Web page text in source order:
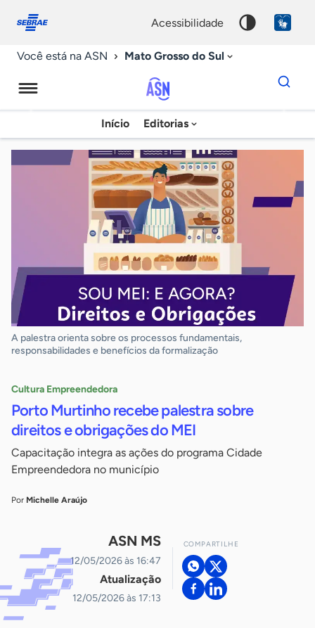
conosco
acessibilidade
Você está na ASN Mato Grosso do Sul
Agência
Sebrae
de
Notícias
Início Editorias
Dados
para
chave
A palestra orienta sobre os processos fundamentais,
responsabilidades e benefícios da formalização
Cultura Empreendedora
Porto Murtinho recebe palestra sobre
direitos e obrigações do MEI
Capacitação integra as ações do programa Cidade
Empreendedora no município
Por Michelle Araújo
ASN MS
12/05/2026 às 16:47
Atualização
12/05/2026 às 17:13
COMPARTILHE